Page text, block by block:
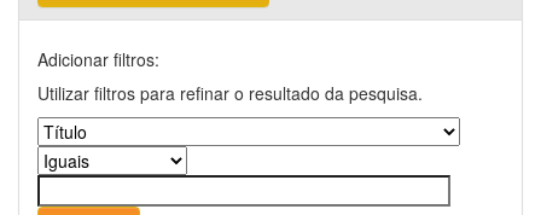
Adicionar filtros:
Utilizar filtros para refinar o resultado da pesquisa.